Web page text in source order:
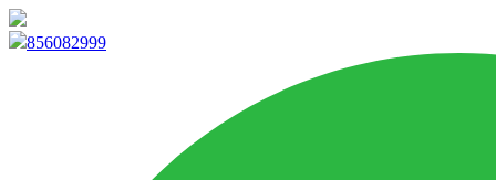
856082999